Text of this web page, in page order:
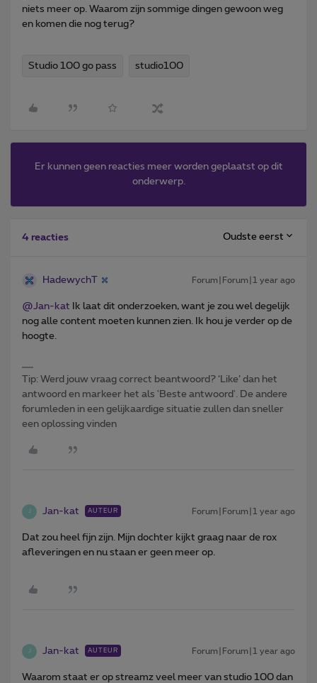
niets meer op. Waarom zijn sommige dingen gewoon weg
en komen die nog terug?
Studio 100 go pass studio100
Er kunnen geen reacties meer worden geplaatst op dit
onderwerp.
4 reacties Oudste eerst
HadewychT Forum|Forum|1 year ago
@Jan-kat Ik laat dit onderzoeken, want je zou wel degelijk
nog alle content moeten kunnen zien. Ik hou je verder op de
hoogte.
Tip: Werd jouw vraag correct beantwoord? ‘Like’ dan het
antwoord en markeer het als 'Beste antwoord'. De andere
forumleden in een gelijkaardige situatie zullen dan sneller
een oplossing vinden
J Jan-kat AUTEUR Forum|Forum|1 year ago
Dat zou heel fijn zijn. Mijn dochter kijkt graag naar de rox
afleveringen en nu staan er geen meer op.
J Jan-kat AUTEUR Forum|Forum|1 year ago
Waarom staat er op streamz veel meer van studio 100 dan